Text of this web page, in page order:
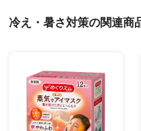
冷え・暑さ対策の関連商